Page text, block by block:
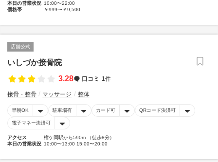
本日の営業状況 10:00〜22:00
価格帯
￥999〜￥9,500
店舗公式
いしづか接骨院
3.28
口コミ 1件
接骨・整骨 マッサージ 整体
早朝OK 駐車場有 カード可 QRコード決済可
電子マネー決済可
アクセス
榴ケ岡駅から590m （徒歩8分）
本日の営業状況 10:00〜13:00 15:00〜20:00